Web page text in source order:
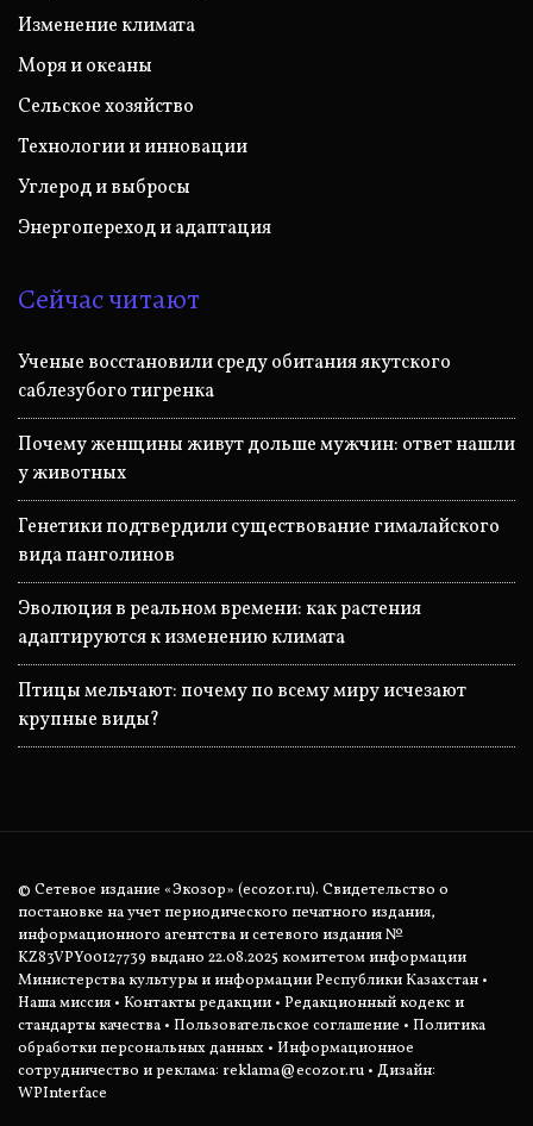
Изменение климата
Моря и океаны
Сельское хозяйство
Технологии и инновации
Углерод и выбросы
Энергопереход и адаптация
Сейчас читают
Ученые восстановили среду обитания якутского
саблезубого тигренка
Почему женщины живут дольше мужчин: ответ нашли
у животных
Генетики подтвердили существование гималайского
вида панголинов
Эволюция в реальном времени: как растения
адаптируются к изменению климата
Птицы мельчают: почему по всему миру исчезают
крупные виды?
© Сетевое издание «Экозор» (ecozor.ru). Свидетельство о
постановке на учет периодического печатного издания,
информационного агентства и сетевого издания №
KZ83VPY00127739 выдано 22.08.2025 комитетом информации
Министерства культуры и информации Республики Казахстан •
Наша миссия • Контакты редакции • Редакционный кодекс и
стандарты качества • Пользовательское соглашение • Политика
обработки персональных данных • Информационное
сотрудничество и реклама: reklama@ecozor.ru • Дизайн:
WPInterface